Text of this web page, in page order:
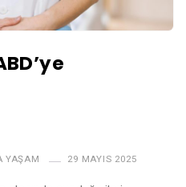
YAŞAM 29 MAYIS 2025